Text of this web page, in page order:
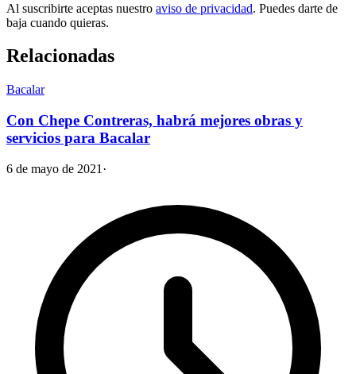
Al suscribirte aceptas nuestro aviso de privacidad. Puedes darte de
baja cuando quieras.
Relacionadas
Bacalar
Con Chepe Contreras, habrá mejores obras y
servicios para Bacalar
6 de mayo de 2021 ·